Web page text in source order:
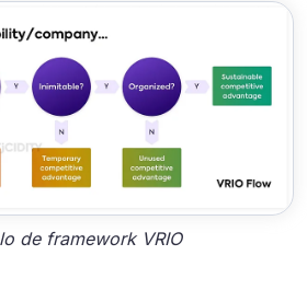
de framework VRIO